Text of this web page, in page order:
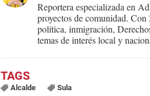
Reportera especializada en
proyectos de comunidad.
política, inmigración,
temas de interés local y
Alcalde Sula